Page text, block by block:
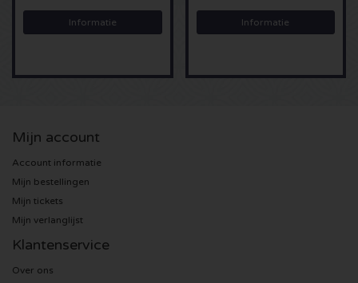
Rob de Nijs kaartjes
Danny Vera kaartjes
Ariana Grande kaartjes
John Mayer kaartjes
Informatie Informatie
Mijn account
Account informatie
Mijn bestellingen
Mijn tickets
Mijn verlanglijst
Klantenservice
Over ons